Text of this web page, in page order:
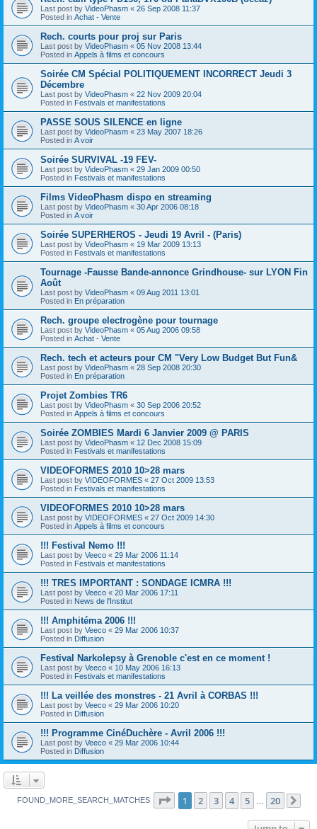
Last post by VideoPhasm « 26 Sep 2008 11:37
Posted in Achat - Vente
Rech. courts pour proj sur Paris
Last post by VideoPhasm « 05 Nov 2008 13:44
Posted in Appels à films et concours
Soirée CM Spécial POLITIQUEMENT INCORRECT Jeudi 3
Décembre
Last post by VideoPhasm « 22 Nov 2009 20:04
Posted in Festivals et manifestations
PASSE SOUS SILENCE en ligne
Last post by VideoPhasm « 23 May 2007 18:26
Posted in A voir
Soirée SURVIVAL -19 FEV-
Last post by VideoPhasm « 29 Jan 2009 00:50
Posted in Festivals et manifestations
Films VideoPhasm dispo en streaming
Last post by VideoPhasm « 30 Apr 2006 08:18
Posted in A voir
Soirée SUPERHEROS - Jeudi 19 Avril - (Paris)
Last post by VideoPhasm « 19 Mar 2009 13:13
Posted in Festivals et manifestations
Tournage -Fausse Bande-annonce Grindhouse- sur LYON Fin
Août
Last post by VideoPhasm « 09 Aug 2011 13:01
Posted in En préparation
Rech. groupe electrogène pour tournage
Last post by VideoPhasm « 05 Aug 2006 09:58
Posted in Achat - Vente
Rech. tech et acteurs pour CM "Very Low Budget But Fun&
Last post by VideoPhasm « 28 Sep 2008 20:30
Posted in En préparation
Projet Zombies TR6
Last post by VideoPhasm « 30 Sep 2006 20:52
Posted in Appels à films et concours
Soirée ZOMBIES Mardi 6 Janvier 2009 @ PARIS
Last post by VideoPhasm « 12 Dec 2008 15:09
Posted in Festivals et manifestations
VIDEOFORMES 2010 10>28 mars
Last post by VIDEOFORMES « 27 Oct 2009 13:53
Posted in Festivals et manifestations
VIDEOFORMES 2010 10>28 mars
Last post by VIDEOFORMES « 27 Oct 2009 14:30
Posted in Appels à films et concours
!!! Festival Nemo !!!
Last post by Veeco « 29 Mar 2006 11:14
Posted in Festivals et manifestations
!!! TRES IMPORTANT : SONDAGE ICMRA !!!
Last post by Veeco « 20 Mar 2006 17:11
Posted in News de l'Institut
!!! Amphitéma 2006 !!!
Last post by Veeco « 29 Mar 2006 10:37
Posted in Diffusion
Festival Narkolepsy à Grenoble c'est en ce moment !
Last post by Veeco « 10 May 2006 16:13
Posted in Festivals et manifestations
!!! La veillée des monstres - 21 Avril à CORBAS !!!
Last post by Veeco « 29 Mar 2006 10:20
Posted in Diffusion
!!! Programme CinéDuchère - Avril 2006 !!!
Last post by Veeco « 29 Mar 2006 10:44
Posted in Diffusion
FOUND_MORE_SEARCH_MATCHES Page 1of 20
1 2 3 4 5 20